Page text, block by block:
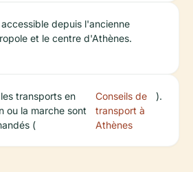
depuis l'ancienne
et le centre d'Athènes.
transports en
ou la marche sont
(
Conseils de
transport à
Athènes
).